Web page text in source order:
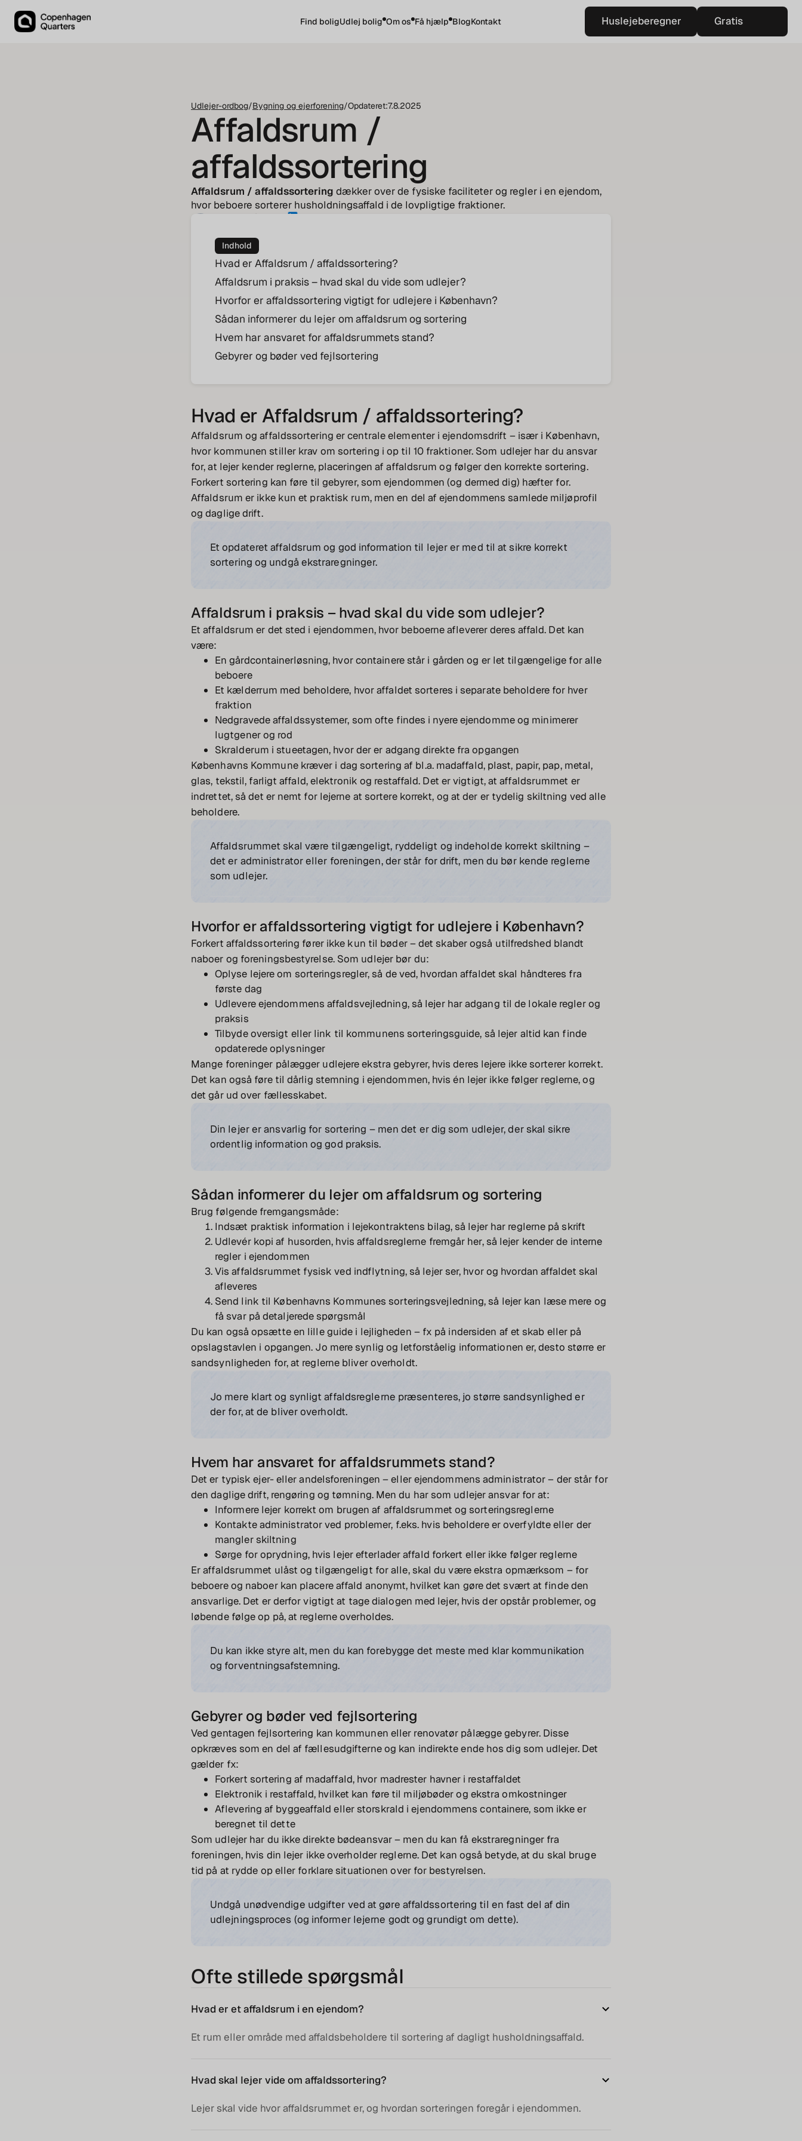
Find boligUdlej bolig Om os Få hjælp BlogKontakt
Huslejeberegner
Huslejeberegner
Gratis
vurdering
Udlejer-ordbog/Bygning og ejerforening/Opdateret:7.8.2025
Affaldsrum /
affaldssortering
Affaldsrum / affaldssortering dækker over de fysiske faciliteter og regler i en ejendom,
hvor beboere sorterer husholdningsaffald i de lovpligtige fraktioner.
Jakob von Cappeln
Indhold
Hvad er Affaldsrum / affaldssortering?
Affaldsrum i praksis – hvad skal du vide som udlejer?
Hvorfor er affaldssortering vigtigt for udlejere i København?
Sådan informerer du lejer om affaldsrum og sortering
Hvem har ansvaret for affaldsrummets stand?
Gebyrer og bøder ved fejlsortering
Hvad er Affaldsrum / affaldssortering?
Affaldsrum og affaldssortering er centrale elementer i ejendomsdrift – især i København,
hvor kommunen stiller krav om sortering i op til 10 fraktioner. Som udlejer har du ansvar
for, at lejer kender reglerne, placeringen af affaldsrum og følger den korrekte sortering.
Forkert sortering kan føre til gebyrer, som ejendommen (og dermed dig) hæfter for.
Affaldsrum er ikke kun et praktisk rum, men en del af ejendommens samlede miljøprofil
og daglige drift.
Et opdateret affaldsrum og god information til lejer er med til at sikre korrekt
sortering og undgå ekstraregninger.
Affaldsrum i praksis – hvad skal du vide som udlejer?
Et affaldsrum er det sted i ejendommen, hvor beboerne afleverer deres affald. Det kan
være:
En gårdcontainerløsning, hvor containere står i gården og er let tilgængelige for alle
beboere
Et kælderrum med beholdere, hvor affaldet sorteres i separate beholdere for hver
fraktion
Nedgravede affaldssystemer, som ofte findes i nyere ejendomme og minimerer
lugtgener og rod
Skralderum i stueetagen, hvor der er adgang direkte fra opgangen
Københavns Kommune kræver i dag sortering af bl.a. madaffald, plast, papir, pap, metal,
glas, tekstil, farligt affald, elektronik og restaffald. Det er vigtigt, at affaldsrummet er
indrettet, så det er nemt for lejerne at sortere korrekt, og at der er tydelig skiltning ved alle
beholdere.
Affaldsrummet skal være tilgængeligt, ryddeligt og indeholde korrekt skiltning –
det er administrator eller foreningen, der står for drift, men du bør kende reglerne
som udlejer.
Hvorfor er affaldssortering vigtigt for udlejere i København?
Forkert affaldssortering fører ikke kun til bøder – det skaber også utilfredshed blandt
naboer og foreningsbestyrelse. Som udlejer bør du:
Oplyse lejere om sorteringsregler, så de ved, hvordan affaldet skal håndteres fra
første dag
Udlevere ejendommens affaldsvejledning, så lejer har adgang til de lokale regler og
praksis
Tilbyde oversigt eller link til kommunens sorteringsguide, så lejer altid kan finde
opdaterede oplysninger
Mange foreninger pålægger udlejere ekstra gebyrer, hvis deres lejere ikke sorterer korrekt.
Det kan også føre til dårlig stemning i ejendommen, hvis én lejer ikke følger reglerne, og
det går ud over fællesskabet.
Din lejer er ansvarlig for sortering – men det er dig som udlejer, der skal sikre
ordentlig information og god praksis.
Sådan informerer du lejer om affaldsrum og sortering
Brug følgende fremgangsmåde:
Indsæt praktisk information i lejekontraktens bilag, så lejer har reglerne på skrift
Udlevér kopi af husorden, hvis affaldsreglerne fremgår her, så lejer kender de interne
regler i ejendommen
Vis affaldsrummet fysisk ved indflytning, så lejer ser, hvor og hvordan affaldet skal
afleveres
Send link til Københavns Kommunes sorteringsvejledning, så lejer kan læse mere og
få svar på detaljerede spørgsmål
Du kan også opsætte en lille guide i lejligheden – fx på indersiden af et skab eller på
opslagstavlen i opgangen. Jo mere synlig og letforståelig informationen er, desto større er
sandsynligheden for, at reglerne bliver overholdt.
Jo mere klart og synligt affaldsreglerne præsenteres, jo større sandsynlighed er
der for, at de bliver overholdt.
Hvem har ansvaret for affaldsrummets stand?
Det er typisk ejer- eller andelsforeningen – eller ejendommens administrator – der står for
den daglige drift, rengøring og tømning. Men du har som udlejer ansvar for at:
Informere lejer korrekt om brugen af affaldsrummet og sorteringsreglerne
Kontakte administrator ved problemer, f.eks. hvis beholdere er overfyldte eller der
mangler skiltning
Sørge for oprydning, hvis lejer efterlader affald forkert eller ikke følger reglerne
Er affaldsrummet ulåst og tilgængeligt for alle, skal du være ekstra opmærksom – for
beboere og naboer kan placere affald anonymt, hvilket kan gøre det svært at finde den
ansvarlige. Det er derfor vigtigt at tage dialogen med lejer, hvis der opstår problemer, og
løbende følge op på, at reglerne overholdes.
Du kan ikke styre alt, men du kan forebygge det meste med klar kommunikation
og forventningsafstemning.
Gebyrer og bøder ved fejlsortering
Ved gentagen fejlsortering kan kommunen eller renovatør pålægge gebyrer. Disse
opkræves som en del af fællesudgifterne og kan indirekte ende hos dig som udlejer. Det
gælder fx:
Forkert sortering af madaffald, hvor madrester havner i restaffaldet
Elektronik i restaffald, hvilket kan føre til miljøbøder og ekstra omkostninger
Aflevering af byggeaffald eller storskrald i ejendommens containere, som ikke er
beregnet til dette
Som udlejer har du ikke direkte bødeansvar – men du kan få ekstraregninger fra
foreningen, hvis din lejer ikke overholder reglerne. Det kan også betyde, at du skal bruge
tid på at rydde op eller forklare situationen over for bestyrelsen.
Undgå unødvendige udgifter ved at gøre affaldssortering til en fast del af din
udlejningsproces (og informer lejerne godt og grundigt om dette).
Ofte stillede spørgsmål
Hvad er et affaldsrum i en ejendom?
Et rum eller område med affaldsbeholdere til sortering af dagligt husholdningsaffald.
Hvad skal lejer vide om affaldssortering?
Lejer skal vide hvor affaldsrummet er, og hvordan sorteringen foregår i ejendommen.